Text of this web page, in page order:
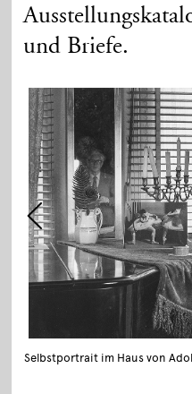
und Briefe.
Selbstportrait im Haus von